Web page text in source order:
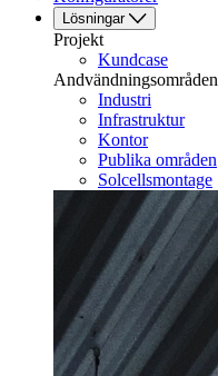
Lösningar
Projekt
Kundcase
Andvändningsområden
Industri
Infrastruktur
Kontor
Publika områden
Solcellsmontage